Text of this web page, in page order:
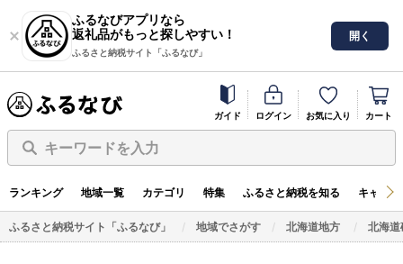
ふるなびアプリなら
返礼品がもっと探しやすい！
ふるさと納税サイト「ふるなび」
開く
ガイド ログイン お気に入り カート
キーワードを入力
ランキング 地域一覧 カテゴリ 特集 ふるさと納税を知る キャン
ふるさと納税サイト「ふるなび」 地域でさがす 北海道地方 北海道